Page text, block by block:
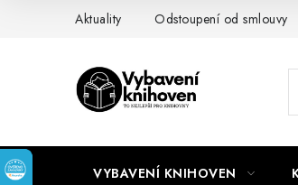
Aktuality Odstoupení od smlouvy
VYBAVENÍ KNIHOVEN